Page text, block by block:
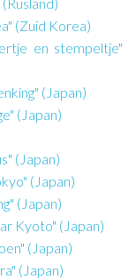
(Zuid Korea)
en stempeltje"
(Japan)
(Japan)
(Japan)
(Japan)
(Japan)
Kyoto" (Japan)
(Japan)
(Japan)